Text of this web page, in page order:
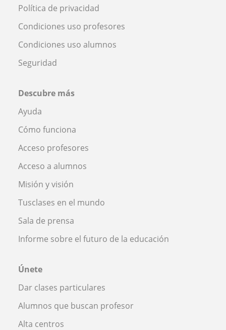
Política de privacidad
Condiciones uso profesores
Condiciones uso alumnos
Seguridad
Descubre más
Ayuda
Cómo funciona
Acceso profesores
Acceso a alumnos
Misión y visión
Tusclases en el mundo
Sala de prensa
Informe sobre el futuro de la educación
Únete
Dar clases particulares
Alumnos que buscan profesor
Alta centros